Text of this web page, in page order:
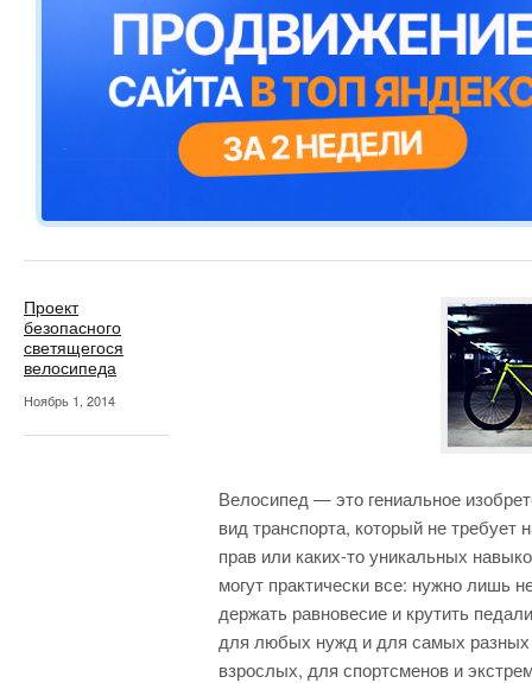
Проект
безопасного
светящегося
велосипеда
Ноябрь 1, 2014
Велосипед — это гениальное
вид транспорта, который не
прав или каких-то уникальных
могут практически все: нужно лишь
держатьравновесие и крутить
для любых нужд и для самых разных
взрослых, для спортсменов и